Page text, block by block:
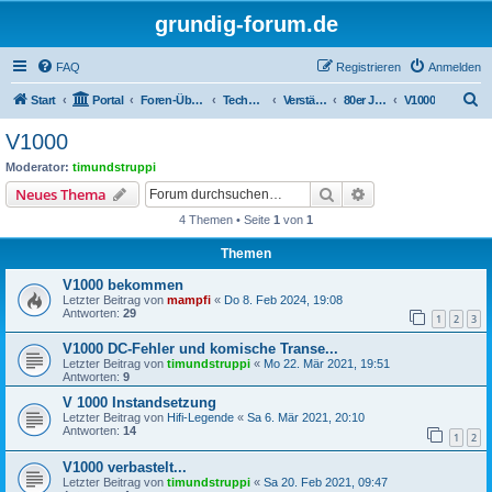
grundig-forum.de
FAQ Anmelden
Registrieren
Start Portal Foren-Übersicht Technik Foren Verstärker und Endstufen 80er Jahre (1980 - 1989) V1000
V1000
Moderator: timundstruppi
Neues Thema Suche
4 Themen • Seite 1 von 1
Themen
V1000 bekommen
Letzter Beitrag von mampfi « Do 8. Feb 2024, 19:08
Antworten: 29 1 2 3
V1000 DC-Fehler und komische Transe...
Letzter Beitrag von timundstruppi « Mo 22. Mär 2021, 19:51
Antworten: 9
V 1000 Instandsetzung
Letzter Beitrag von Hifi-Legende « Sa 6. Mär 2021, 20:10
Antworten: 14 1 2
V1000 verbastelt...
Letzter Beitrag von timundstruppi « Sa 20. Feb 2021, 09:47